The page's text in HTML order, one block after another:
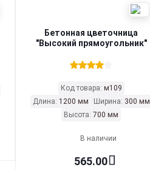
Бетонная цветочница
"Высокий прямоугольник"
Код товара: м109
Длина: 1200 мм Ширина: 300 мм
Высота: 700 мм
В наличии
565.00